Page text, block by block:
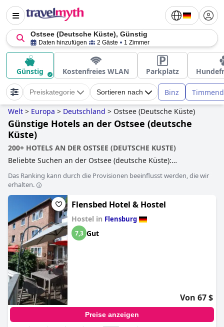
Ostsee (Deutsche Küste), Günstig
Daten hinzufügen 2 Gäste 1 Zimmer
Günstig Kostenfreies WLAN Parkplatz
Preiskategorie Sortieren nach Binz
Welt > Europa > Deutschland > Ostsee (Deutsche Küste)
Günstige Hotels an der Ostsee (deutsche
Küste)
200+ HOTELS AN DER OSTSEE (DEUTSCHE KUSTE)
Beliebte Suchen an der Ostsee (deutsche Küste):
hotels mit fitnessstudio,hotels im boutique-stil,hotels mit
beheiztem pool
familienhotels,hotels mit aquapark
golfhotels,hotels mit wasserrutsche ,außergewöhnliche
hotels,5-sterne-hotels , erwachsenenhotels
hotels,kleine hotels,luxushotels,hotels mit pool
schlosshotels,hotels mit hallenbad
romantische hotels ,hotels mit kostenfreiem
hundeaufenthalt,
günstige hotels.
Das Ranking kann durch die Provisionen beeinflusst werden, die wir
erhalten.
Flensbed Hotel & Hostel
Hostel in Flensburg
7,3 Gut
Von 67 $
Preise anzeigen